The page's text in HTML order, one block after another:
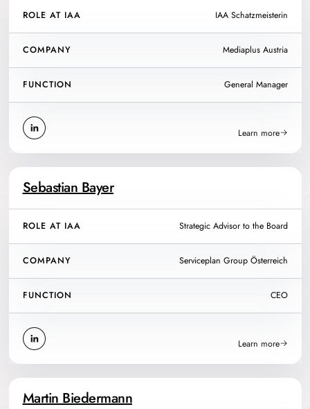
ROLE AT IAA IAA Schatzmeisterin
COMPANY Mediaplus Austria
FUNCTION General Manager
Learn more
Sebastian Bayer
ROLE AT IAA Strategic Advisor to the Board
COMPANY Serviceplan Group Österreich
FUNCTION CEO
Learn more
Martin Biedermann